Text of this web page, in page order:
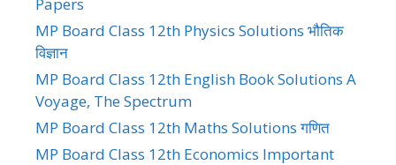
MP Board Class 12th Physics Solutions भौतिक
विज्ञान
MP Board Class 12th English Book Solutions A
Voyage, The Spectrum
MP Board Class 12th Maths Solutions गणित
MP Board Class 12th Economics Important